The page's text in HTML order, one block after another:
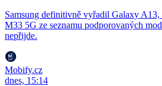
Samsung definitivně vyřadil Galaxy
M33 5G ze seznamu podporovaných
nepřijde.
Mobify.cz
dnes, 15:14